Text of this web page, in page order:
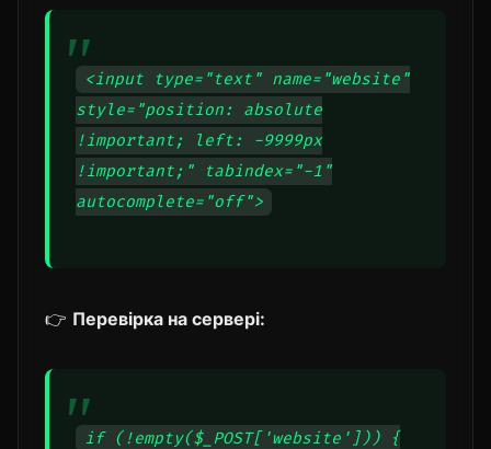
<input type="text" name="website"
style="position: absolute
!important; left: -9999px
!important;" tabindex="-1"
autocomplete="off">
👉 Перевірка на сервері:
if (!empty($_POST['website'])) {